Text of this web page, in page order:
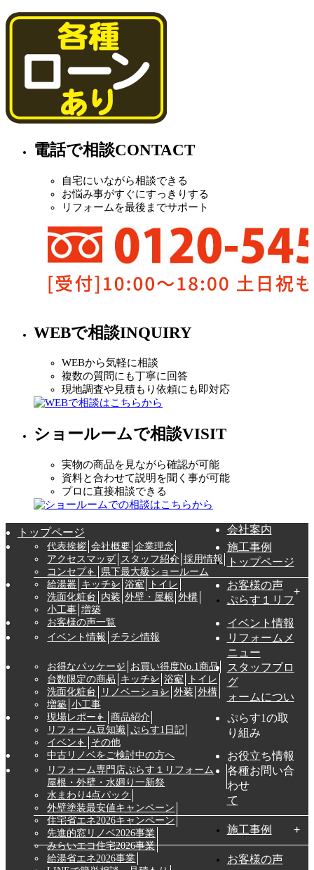
電話で相談CONTACT
自宅にいながら相談できる
お悩み事がすぐにすっきりする
リフォームを最後までサポート
WEBで相談INQUIRY
WEBから気軽に相談
複数の質問にも丁寧に回答
現地調査や見積もり依頼にも即対応
ショールームで相談VISIT
実物の商品を見ながら確認が可能
資料と合わせて説明を聞く事が可能
プロに直接相談できる
トップページ 会社案内
代表挨拶 会社概要 企業理念
アクセスマップ スタッフ紹介 採用情報
コンセプト
県下最大級ショールーム
施工事例
給湯器 キッチン 浴室
トイレ
洗面化粧台 内装 外壁・屋根 外構
小工事 増築
お客様の声
お客様の声一覧 イベント情報
イベント情報 チラシ情報
リフォームメ
ニュー
お得なパッケージ お買い得度No.1商品
台数限定の商品 キッチン 浴室
トイレ
洗面化粧台
リノベーション 外装 外構
増築 小工事
スタッフブロ
グ
現場レポート
商品紹介
リフォーム豆知識 ぷらす1日記
イベント
その他
ぷらす1の取
り組み
中古リノベをご検討中の方へ お役立ち情報
リフォーム専門店ぷらす１リフォーム
屋根・外壁・水廻り一新祭
水まわり4点パック
外壁塗装最安値キャンペーン
住宅省エネ2026キャンペーン
先進的窓リノベ2026事業
みらいエコ住宅2026事業
給湯省エネ2026事業
各種お問い合
わせ
トップページ
ぷらす１リフ
ォームについ
て
施工事例
お客様の声